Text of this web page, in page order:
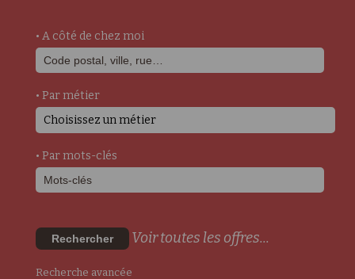
• A côté de chez moi
• Par métier
Choisissez un métier
• Par mots-clés
Rechercher Voir toutes les offres...
Recherche avancée